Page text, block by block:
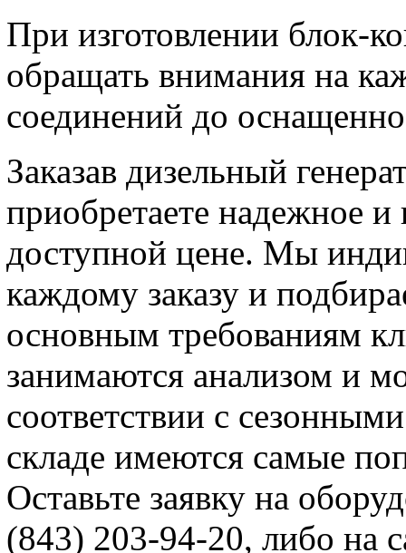
При изготовлении блок-
обращать внимания на
соединений до
Заказав дизельный
приобретаете надежное и
доступной цене. Мы
каждому заказу и
основным требованиям
занимаются анализом и
соответствии с
складе имеются самые
Оставьте заявку на
(843) 203-94-20, либо на